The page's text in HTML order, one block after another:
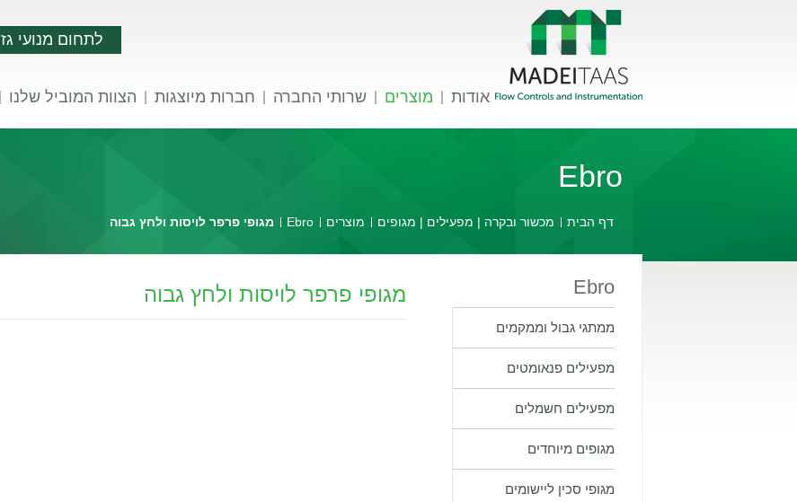
לתחום מנועי גז
אודות מוצרים שרותי החברה חברות מיוצגות הצוות המוביל שלנו
Ebro
דף הבית מכשור ובקרה | מפעילים | מגופים מוצרים Ebro מגופי פרפר לויסות ולחץ גבוה
Ebro
ממתגי גבול וממקמים
מפעילים פנאומטים
מפעילים חשמלים
מגופים מיוחדים
מגופי סכין ליישומים
מגופי פרפר לויסות ולחץ גבוה